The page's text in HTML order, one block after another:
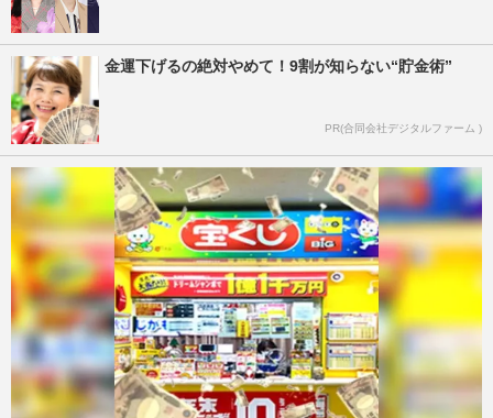
金運下げるの絶対やめて！9割が知らない“貯金術”
PR(合同会社デジタルファーム )